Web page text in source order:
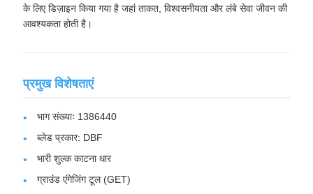
के लिए डिज़ाइन किया गया है जहां ताकत, विश्वसनीयता और लंबे सेवा जीवन की
आवश्यकता होती है।
प्रमुख विशेषताएं
भाग संख्याः 1386440
ब्लेड प्रकार: DBF
भारी शुल्क काटना धार
ग्राउंड एंगेजिंग टूल (GET)